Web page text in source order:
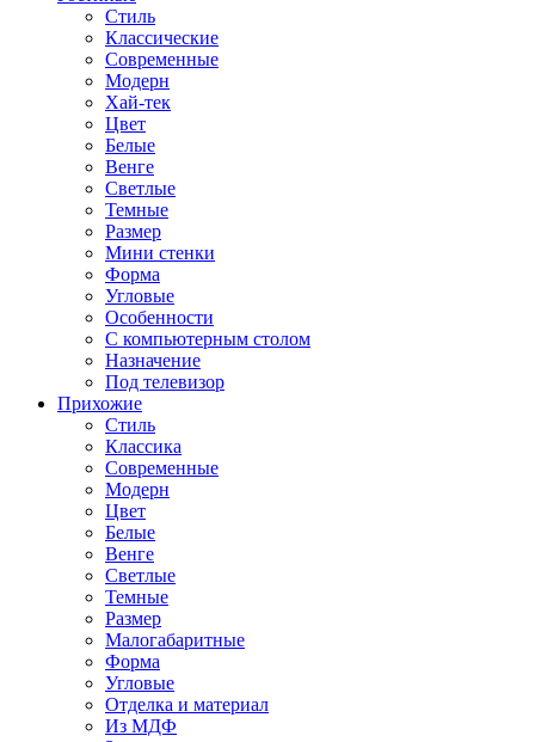
Стиль
Классические
Современные
Модерн
Хай-тек
Цвет
Белые
Венге
Светлые
Темные
Размер
Мини стенки
Форма
Угловые
Особенности
С компьютерным столом
Назначение
Под телевизор
Прихожие
Стиль
Классика
Современные
Модерн
Цвет
Белые
Венге
Светлые
Темные
Размер
Малогабаритные
Форма
Угловые
Отделка и материал
Из МДФ